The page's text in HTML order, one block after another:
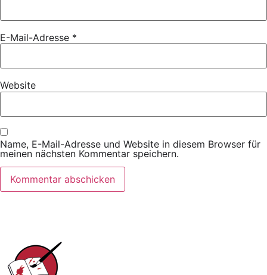
E-Mail-Adresse *
Website
Name, E-Mail-Adresse und Website in diesem Browser für
meinen nächsten Kommentar speichern.